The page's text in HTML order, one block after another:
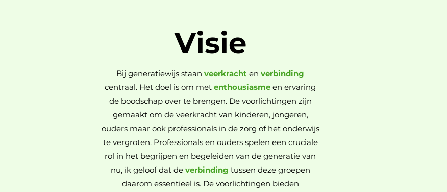
Visie
Bij generatiewijs staan veerkracht en verbinding
centraal. Het doel is om met enthousiasme en ervaring
de boodschap over te brengen. De voorlichtingen zijn
gemaakt om de veerkracht van kinderen, jongeren,
ouders maar ook professionals in de zorg of het onderwijs
te vergroten. Professionals en ouders spelen een cruciale
rol in het begrijpen en begeleiden van de generatie van
nu, ik geloof dat de verbinding tussen deze groepen
daarom essentieel is. De voorlichtingen bieden